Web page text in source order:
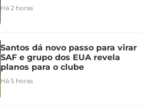
Há 2 horas
Santos dá novo passo para virar
SAF e grupo dos EUA revela
planos para o clube
Há 5 horas